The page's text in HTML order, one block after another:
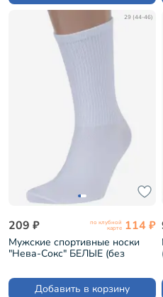
29 (44-46)
209 ₽ по клубной
карте 114 ₽
Мужские спортивные носки
"Нева-Сокс" БЕЛЫЕ (без
Добавить в корзину